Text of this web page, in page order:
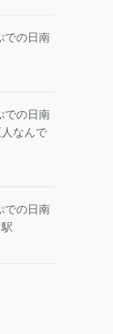
での日南
での日南
なんで
での日南